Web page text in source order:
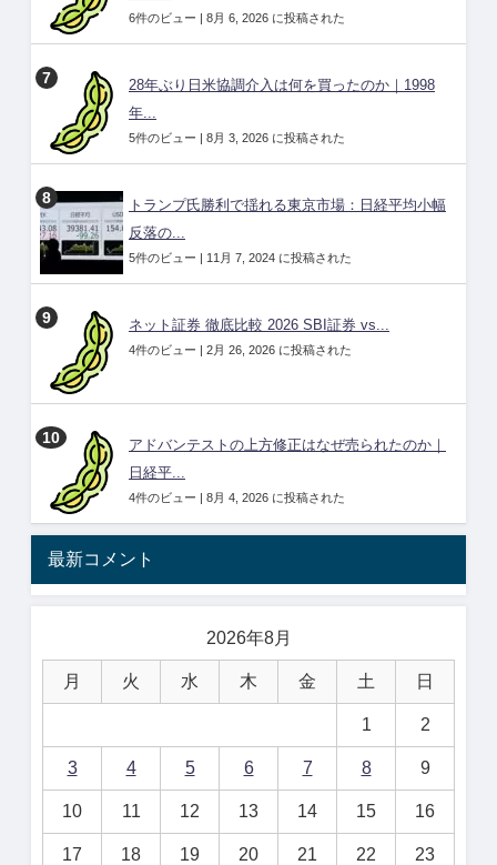
6件のビュー | 8月 6, 2026 に投稿された
28年ぶり日米協調介入は何を買ったのか｜1998
年...
5件のビュー | 8月 3, 2026 に投稿された
トランプ氏勝利で揺れる東京市場：日経平均小幅
反落の...
5件のビュー | 11月 7, 2024 に投稿された
ネット証券 徹底比較 2026 SBI証券 vs...
4件のビュー | 2月 26, 2026 に投稿された
アドバンテストの上方修正はなぜ売られたのか｜
日経平...
4件のビュー | 8月 4, 2026 に投稿された
最新コメント
2026年8月
月 火 水 木 金 土 日
1 2
3 4 5 6 7 8 9
10 11 12 13 14 15 16
17 18 19 20 21 22 23